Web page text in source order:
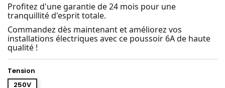
Profitez d'une garantie de 24 mois pour une
tranquillité d'esprit totale.
Commandez dès maintenant et améliorez vos
installations électriques avec ce poussoir 6A de haute
qualité !
Tension
250V